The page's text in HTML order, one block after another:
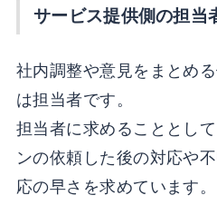
サービス提供側の担当
社内調整や意見をまとめ
は担当者です。
担当者に求めることとし
ンの依頼した後の対応や
応の早さを求めています。